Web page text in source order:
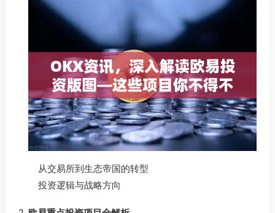
从交易所到生态帝国的转型
投资逻辑与战略方向